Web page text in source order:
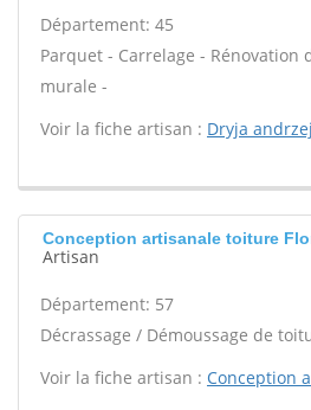
Département: 45
Parquet - Carrelage - Rénovation
murale -
Voir la fiche artisan : Dryja andrzej
Conception artisanale toiture
Artisan
Département: 57
Décrassage / Démoussage de
Voir la fiche artisan : Conception